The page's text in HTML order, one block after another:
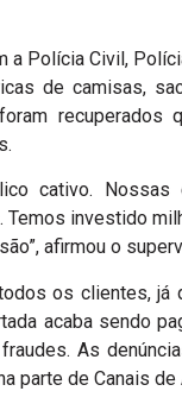
a Polícia Civil,
de camisas,
cativo.
investido
afirmou o
os clientes,
acaba sendo
As
parte de Canais